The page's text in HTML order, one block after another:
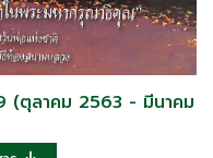
(ตุลาคม 2563 - มีนาคม